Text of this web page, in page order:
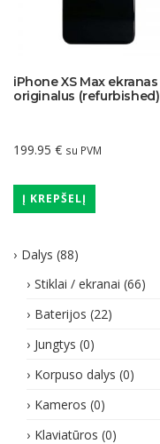
iPhone XS Max ekranas
originalus (refurbished)
199.95 € su PVM
Į KREPŠELĮ
Dalys (88)
Stiklai / ekranai (66)
Baterijos (22)
Jungtys (0)
Korpuso dalys (0)
Kameros (0)
Klaviatūros (0)